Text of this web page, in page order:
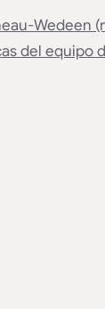
Wedeen
del equipo